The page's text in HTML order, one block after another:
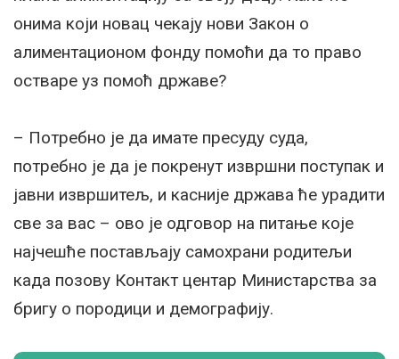
онима који новац чекају нови Закон о
алиментационом фонду помоћи да то право
остваре уз помоћ државе?
– Потребно је да имате пресуду суда,
потребно је да је покренут извршни поступак и
јавни извршитељ, и касније држава ће урадити
све за вас – ово је одговор на питање које
најчешће постављају самохрани родитељи
када позову Контакт центар Министарства за
бригу о породици и демографију.